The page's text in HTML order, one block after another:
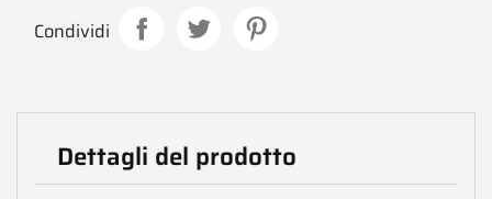
Condividi
Dettagli del prodotto